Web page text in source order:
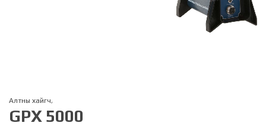
Алтны хайгч,
GPX 5000